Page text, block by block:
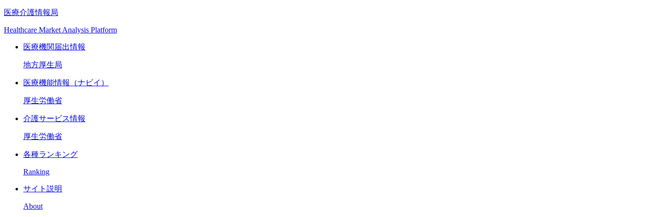
医療介護情報局
Healthcare Market Analysis Platform
医療機関届出情報
地方厚生局
医療機能情報（ナビイ）
厚生労働省
介護サービス情報
厚生労働省
各種ランキング
Ranking
サイト説明
About